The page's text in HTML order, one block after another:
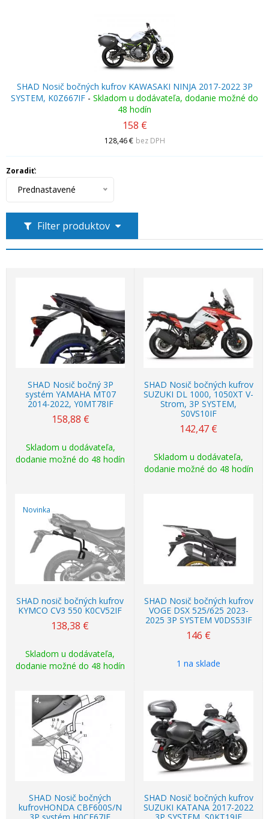
SHAD Nosič bočných kufrov KAWASAKI NINJA 2017-2022 3P
SYSTEM, K0Z667IF - Skladom u dodávateľa, dodanie možné do
48 hodín
158 €
128,46 € bez DPH
Filter produktov
Zoradiť:
Prednastavené
SHAD Nosič bočný 3P
systém YAMAHA MT07
2014-2022, Y0MT78IF
158,88 €
Skladom u dodávateľa,
dodanie možné do 48 hodín
SHAD Nosič bočných kufrov
SUZUKI DL 1000, 1050XT V-
Strom, 3P SYSTEM,
S0VS10IF
142,47 €
Skladom u dodávateľa,
dodanie možné do 48 hodín
Novinka
SHAD nosič bočných kufrov
KYMCO CV3 550 K0CV52IF
138,38 €
Skladom u dodávateľa,
dodanie možné do 48 hodín
SHAD Nosič bočných kufrov
VOGE DSX 525/625 2023-
2025 3P SYSTEM V0DS53IF
146 €
1 na sklade
SHAD Nosič bočných
kufrovHONDA CBF600S/N
SHAD Nosič bočných kufrov
SUZUKI KATANA 2017-2022